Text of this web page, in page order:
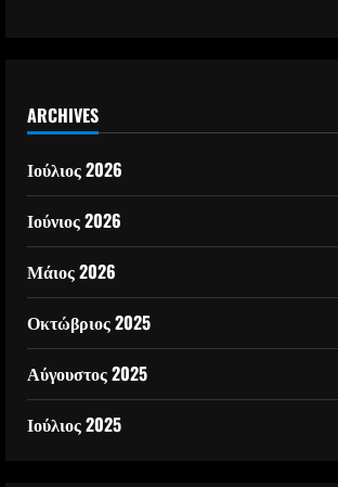
ARCHIVES
Ιούλιος 2026
Ιούνιος 2026
Μάιος 2026
Οκτώβριος 2025
Αύγουστος 2025
Ιούλιος 2025